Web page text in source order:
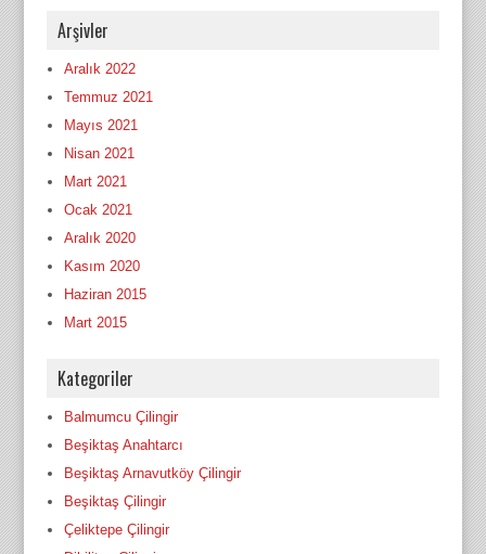
Arşivler
Aralık 2022
Temmuz 2021
Mayıs 2021
Nisan 2021
Mart 2021
Ocak 2021
Aralık 2020
Kasım 2020
Haziran 2015
Mart 2015
Kategoriler
Balmumcu Çilingir
Beşiktaş Anahtarcı
Beşiktaş Arnavutköy Çilingir
Beşiktaş Çilingir
Çeliktepe Çilingir